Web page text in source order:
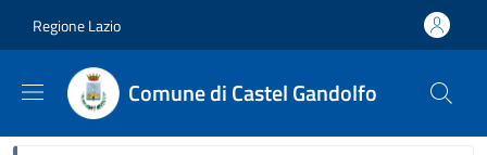
Regione Lazio
Comune di Castel Gandolfo